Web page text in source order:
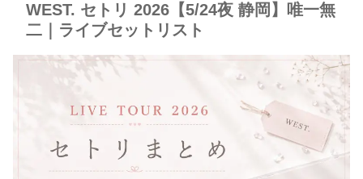
WEST. セトリ 2026【5/24夜 静岡】唯一無
二｜ライブセットリスト